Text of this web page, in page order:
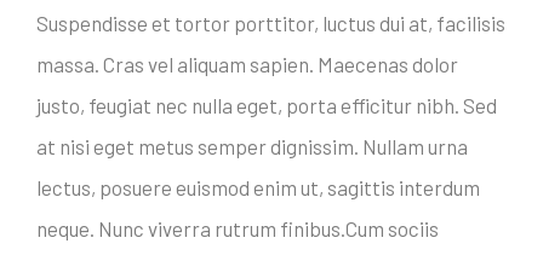
Suspendisse et tortor porttitor, luctus dui at, facilisis
massa. Cras vel aliquam sapien. Maecenas dolor
justo, feugiat nec nulla eget, porta efficitur nibh. Sed
at nisi eget metus semper dignissim. Nullam urna
lectus, posuere euismod enim ut, sagittis interdum
neque. Nunc viverra rutrum finibus.Cum sociis